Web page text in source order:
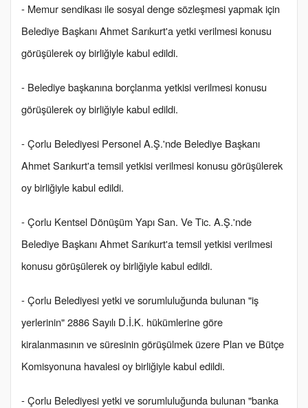
- Memur sendikası ile sosyal denge sözleşmesi yapmak için
Belediye Başkanı Ahmet Sarıkurt'a yetki verilmesi konusu
görüşülerek oy birliğiyle kabul edildi.
- Belediye başkanına borçlanma yetkisi verilmesi konusu
görüşülerek oy birliğiyle kabul edildi.
- Çorlu Belediyesi Personel A.Ş.'nde Belediye Başkanı
Ahmet Sarıkurt'a temsil yetkisi verilmesi konusu görüşülerek
oy birliğiyle kabul edildi.
- Çorlu Kentsel Dönüşüm Yapı San. Ve Tic. A.Ş.'nde
Belediye Başkanı Ahmet Sarıkurt'a temsil yetkisi verilmesi
konusu görüşülerek oy birliğiyle kabul edildi.
- Çorlu Belediyesi yetki ve sorumluluğunda bulunan "iş
yerlerinin" 2886 Sayılı D.İ.K. hükümlerine göre
kiralanmasının ve süresinin görüşülmek üzere Plan ve Bütçe
Komisyonuna havalesi oy birliğiyle kabul edildi.
- Çorlu Belediyesi yetki ve sorumluluğunda bulunan "banka